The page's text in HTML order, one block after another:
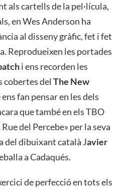
als cartells de la pel·lícula,
en Wes Anderson ha
al disseny gràfic, fet i fet
Reprodueixen les portades
i ens recorden les
cobertes del The New
ens fan pensar en les dels
que també en els TBO
del Percebe» per la seva
del dibuixant català Javier
a Cadaqués.
de perfecció en tots els